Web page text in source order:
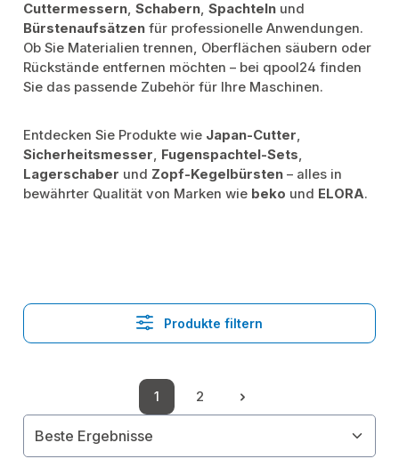
Cuttermessern,Schabern,Spachteln und
Bürstenaufsätzen für professionelle Anwendungen.
Ob Sie Materialien trennen, Oberflächen säubern oder
Rückstände entfernen möchten – bei qpool24 finden
Sie das passende Zubehör für Ihre Maschinen.
Entdecken Sie Produkte wie Japan-Cutter,
Sicherheitsmesser, Fugenspachtel-Sets,
Lagerschaber und Zopf-Kegelbürsten – alles in
bewährter Qualität von Marken wie beko und ELORA.
Produkte filtern
Seite
1
Seite
2